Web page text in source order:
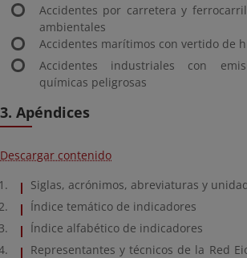
Accidentes por carretera y
ambientales
Accidentes marítimos con vertido de
Accidentes industriales con
químicas peligrosas
3. Apéndices
Descargar contenido
Siglas, acrónimos, abreviaturas y
Índice temático de indicadores
Índice alfabético de indicadores
Representantes y técnicos de la Red